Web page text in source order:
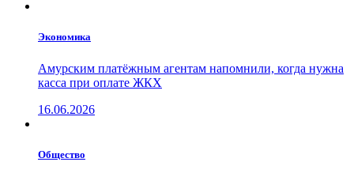
Экономика
Амурским платёжным агентам напомнили, когда нужна
касса при оплате ЖКХ
16.06.2026
Общество